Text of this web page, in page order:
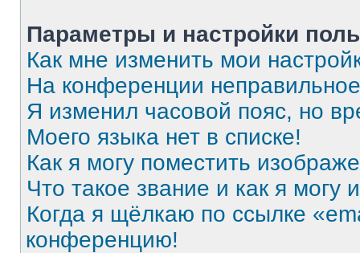
Параметры и настройки
Как мне изменить мои
На конференции
Я изменил часовой пояс, но
Моего языка нет в списке!
Как я могу поместить
Что такое звание и как я могу
Когда я щёлкаю по ссылке
конференцию!